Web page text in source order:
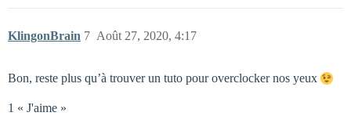
KlingonBrain Août 27, 2020, 4:17
7
Bon, reste plus qu’à trouver un tuto pour overclocker nos yeux
1 « J'aime »